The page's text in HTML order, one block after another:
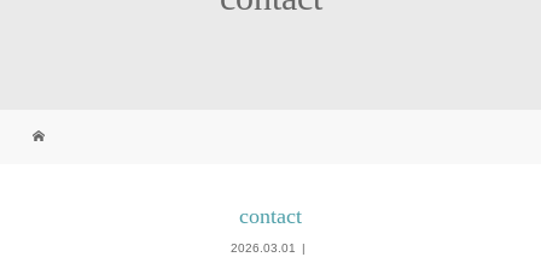
contact
2026.03.01